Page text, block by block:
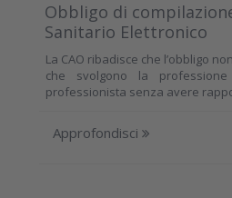
Obbligo di
Sanitario Elettronico
La CAO ribadisce che l’obbligo
che svolgono la
professionista senza avere
Approfondisci